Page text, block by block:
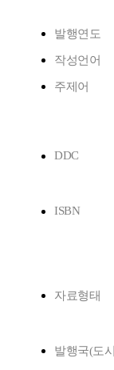
발행연도
작성언어
주제어
DDC
ISBN
자료형태
발행국(도